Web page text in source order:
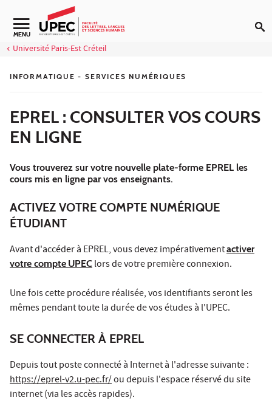
Aller au contenu
Navigation secondaire
MENU
Université Paris-Est Créteil
INFORMATIQUE - SERVICES NUMÉRIQUES
EPREL : CONSULTER VOS COURS
EN LIGNE
Vous trouverez sur votre nouvelle plate-forme EPREL les
cours mis en ligne par vos enseignants.
ACTIVEZ VOTRE COMPTE NUMÉRIQUE
ÉTUDIANT
Avant d'accéder à EPREL, vous devez impérativementactiver
votre compte UPEC lors de votre première connexion.
Une fois cette procédure réalisée, vos identifiants seront les
mêmes pendant toute la durée de vos études à l'UPEC.
SE CONNECTER À EPREL
Depuis tout poste connecté à Internet à l'adresse suivante :
https://eprel-v2.u-pec.fr/ou depuis l'espace réservé du site
internet (via les accès rapides).